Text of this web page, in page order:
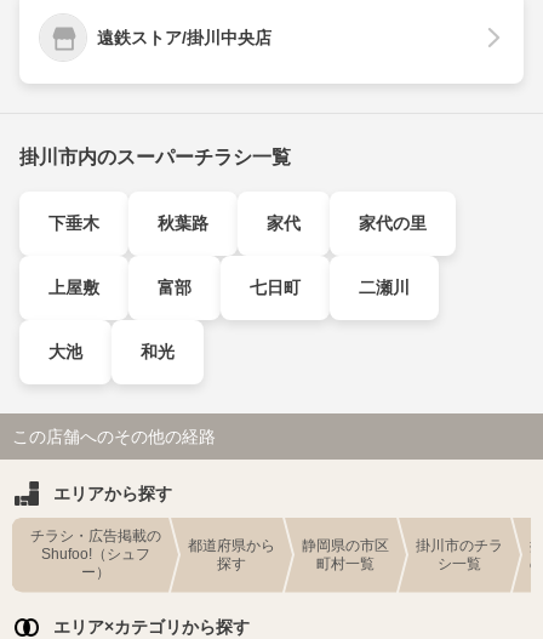
遠鉄ストア/掛川中央店
掛川市内のスーパーチラシ一覧
下垂木 秋葉路 家代 家代の里
上屋敷 富部 七日町 二瀬川
大池 和光
この店舗へのその他の経路
エリアから探す
チラシ・広告掲載の
Shufoo!（シュフ
ー）
都道府県から
探す
静岡県の市区
町村一覧
掛川市のチラ
シ一覧
エリア×カテゴリから探す